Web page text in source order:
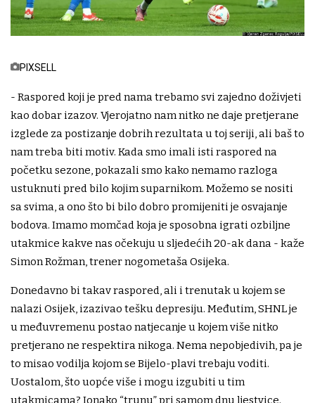
PIXSELL
- Raspored koji je pred nama trebamo svi zajedno doživjeti
kao dobar izazov. Vjerojatno nam nitko ne daje pretjerane
izglede za postizanje dobrih rezultata u toj seriji, ali baš to
nam treba biti motiv. Kada smo imali isti raspored na
početku sezone, pokazali smo kako nemamo razloga
ustuknuti pred bilo kojim suparnikom. Možemo se nositi
sa svima, a ono što bi bilo dobro promijeniti je osvajanje
bodova. Imamo momčad koja je sposobna igrati ozbiljne
utakmice kakve nas očekuju u sljedećih 20-ak dana - kaže
Simon Rožman, trener nogometaša Osijeka.
Donedavno bi takav raspored, ali i trenutak u kojem se
nalazi Osijek, izazivao tešku depresiju. Međutim, SHNL je
u međuvremenu postao natjecanje u kojem više nitko
pretjerano ne respektira nikoga. Nema nepobjedivih, pa je
to misao vodilja kojom se Bijelo-plavi trebaju voditi.
Uostalom, što uopće više i mogu izgubiti u tim
utakmicama? Ionako “trunu” pri samom dnu ljestvice.